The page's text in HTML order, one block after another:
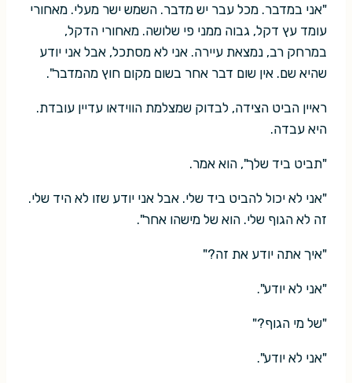
"אני במדבר. מכל עבר יש מדבר. השמש ישר מעלי. מאחורי
עומד עץ דקל, גבוה ממני פי שלושה. מאחורי הדקל,
במרחק רב, נמצאת עיירה. אני לא מסתכל, אבל אני יודע
שהיא שם. אין שום דבר אחר בשום מקום חוץ מהמדבר".
ראיין הביט הצידה, לבדוק שמצלמת הווידאו עדיין עובדת.
היא עבדה.
"תביט ביד שלך", הוא אמר.
"אני לא יכול להביט ביד שלי. אבל אני יודע שזו לא היד שלי.
זה לא הגוף שלי. הוא של מישהו אחר".
"איך אתה יודע את זה?"
"אני לא יודע".
"של מי הגוף?"
"אני לא יודע".